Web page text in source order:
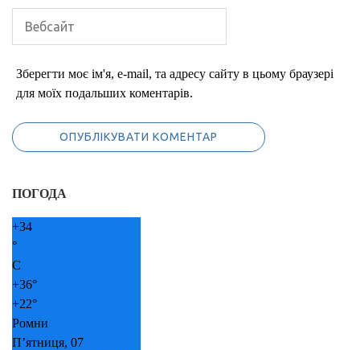
Зберегти моє ім'я, e-mail, та адресу сайту в цьому браузері
для моїх подальших коментарів.
ПОГОДА
+34
°
C
+36°
+22°
Ромни
П’ятниця, 07